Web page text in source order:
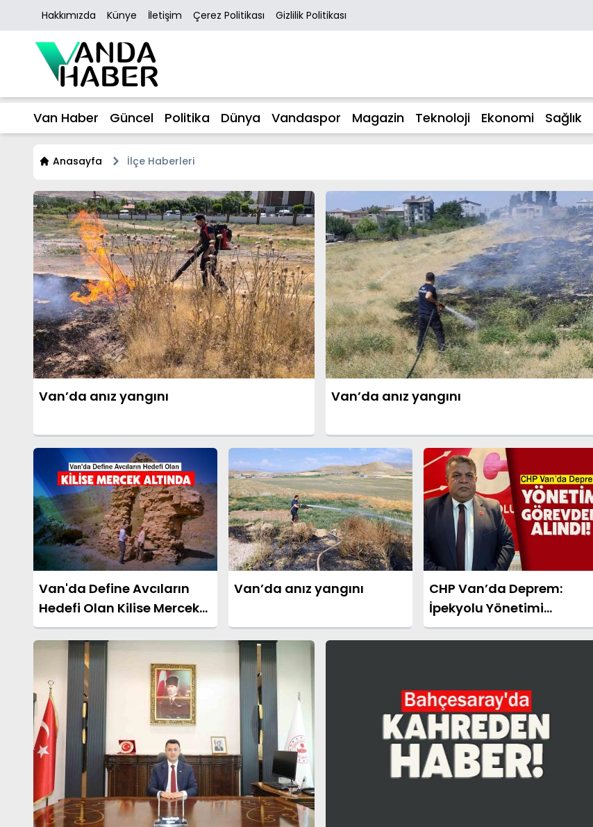
Hakkımızda Künye İletişim Çerez Politikası Gizlilik Politikası
Van Haber Güncel Politika Dünya Vandaspor Magazin Teknoloji Ekonomi Sağlık
Anasayfa İlçe Haberleri
Van’da anız yangını Van’da anız yangını
Van'da Define Avcıların
Hedefi Olan Kilise Mercek
Altında
Van’da anız yangını
CHP Van’da Deprem:
İpekyolu Yönetimi
Görevden Alındı!